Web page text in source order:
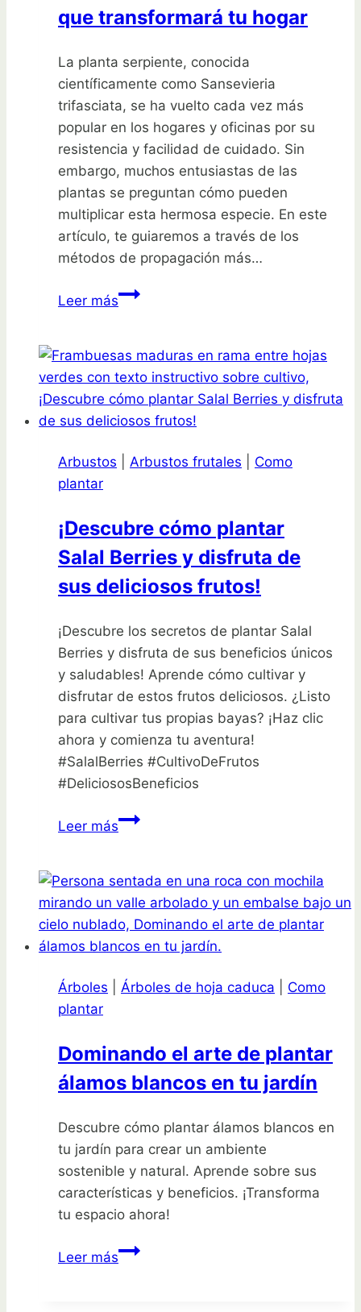
que transformará tu hogar
La planta serpiente, conocida
científicamente como Sansevieria
trifasciata, se ha vuelto cada vez más
popular en los hogares y oficinas por su
resistencia y facilidad de cuidado. Sin
embargo, muchos entusiastas de las
plantas se preguntan cómo pueden
multiplicar esta hermosa especie. En este
artículo, te guiaremos a través de los
métodos de propagación más…
Leer másDescubre
de
la
propagación
de
sansevieria
el
método
que
transformará
hogar
Arbustos Arbustos frutales
Como
plantar
¡Descubre cómo plantar
Salal Berries y disfruta de
sus deliciosos frutos!
¡Descubre los secretos de plantar Salal
Berries y disfruta de sus beneficios únicos
y saludables! Aprende cómo cultivar y
disfrutar de estos frutos deliciosos. ¿Listo
para cultivar tus propias bayas? ¡Haz clic
ahora y comienza tu aventura!
#SalalBerries #CultivoDeFrutos
#DeliciososBeneficios
Leer más¡Descubre
Salal
Berries
y
disfruta
sus
Árboles Árboles de hoja caduca
Como
plantar
Dominando el arte de plantar
álamos blancos en tu jardín
Descubre cómo plantar álamos blancos en
tu jardín para crear un ambiente
sostenible y natural. Aprende sobre sus
características y beneficios. ¡Transforma
tu espacio ahora!
Leer másDominando